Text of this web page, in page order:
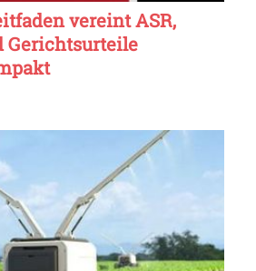
vereint ASR,
Gerichtsurteile